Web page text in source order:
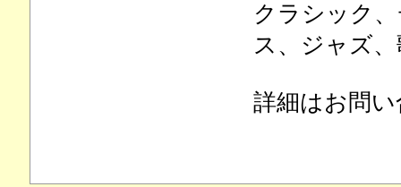
クラシック
ス、ジャズ
詳細はお問